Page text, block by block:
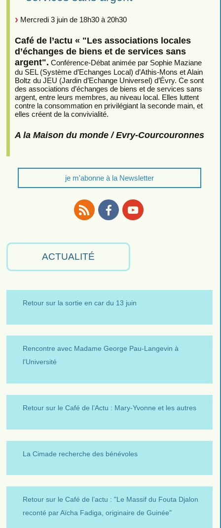
Mercredi 3 juin de 18h30 à 20h30
Café de l’actu « "Les associations locales
d’échanges de biens et de services sans
argent". Conférence-Débat animée par Sophie Maziane
du SEL (Système d’Echanges Local) d’Athis-Mons et Alain
Boltz du JEU (Jardin d’Echange Universel) d’Évry. Ce sont
des associations d’échanges de biens et de services sans
argent, entre leurs membres, au niveau local. Elles luttent
contre la consommation en privilégiant la seconde main, et
elles créent de la convivialité.
A la Maison du monde / Evry-Courcouronnes
je m'abonne à la Newsletter
ACTUALITÉ
Retour sur la sortie en car du 13 juin
Rencontre avec Madame George Pau-Langevin à
l’Université
Retour sur le Café de l’Actu : Mary-Yvonne et les autres
La Cimade recherche des bénévoles
Retour sur le Café de l’actu : "Le Massif du Fouta Djalon
reconté par Aïcha Fadiga, originaire de Guinée"